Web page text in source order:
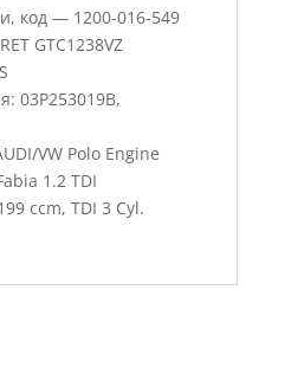
код — 1200-016-549
GTC1238VZ
03P253019B,
VW Polo Engine
1.2 TDI
ccm, TDI 3 Cyl.